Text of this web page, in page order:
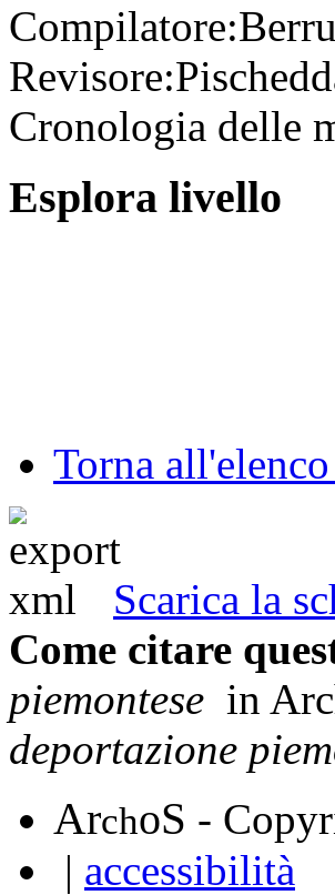
Compilatore:
Revisore:
Cronologia delle
Esplora livello
Torna
Scarica la
Come citare
piemontese in
deportazione
ArchoS -
| accessibilità